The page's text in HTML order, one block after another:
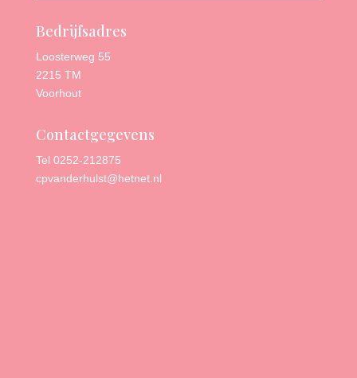
Bedrijfsadres
Loosterweg 55
2215 TM
Voorhout
Contactgegevens
Tel 0252-212875
cpvanderhulst@hetnet.nl